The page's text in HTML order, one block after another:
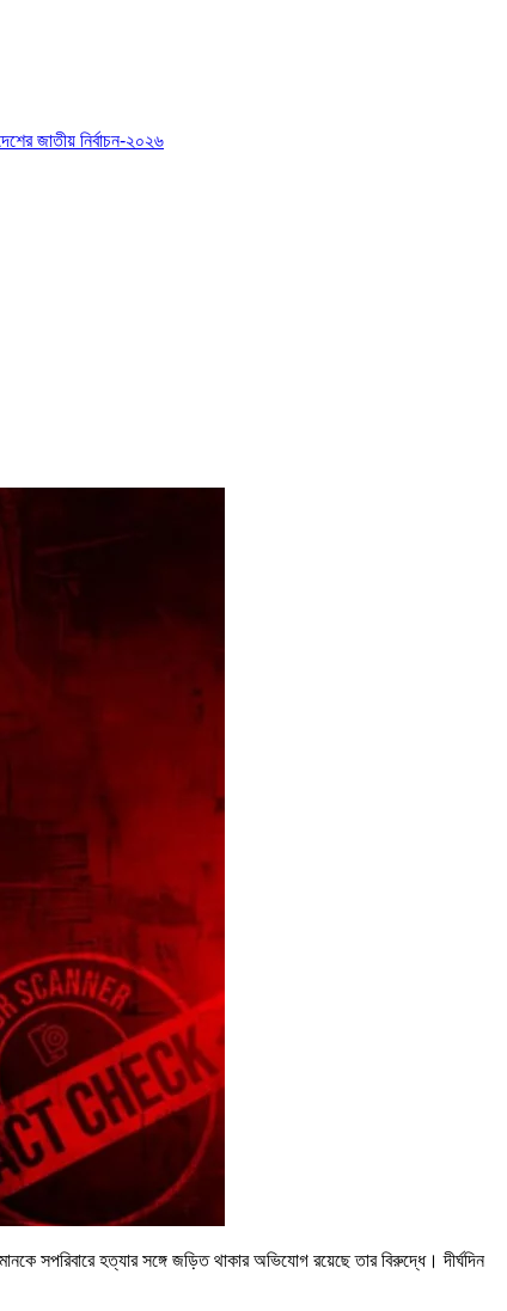
জাতীয় নির্বাচন-২০২৬
সপরিবারে হত্যার সঙ্গে জড়িত থাকার অভিযোগ রয়েছে তার বিরুদ্ধে। দীর্ঘদিন